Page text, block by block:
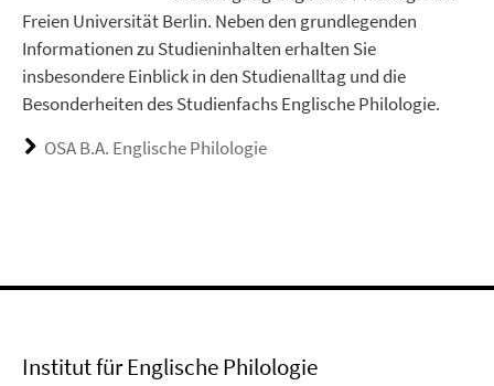
Freien Universität Berlin. Neben den grundlegenden
Informationen zu Studieninhalten erhalten Sie
insbesondere Einblick in den Studienalltag und die
Besonderheiten des Studienfachs Englische Philologie.
OSA B.A. Englische Philologie
Institut für Englische Philologie